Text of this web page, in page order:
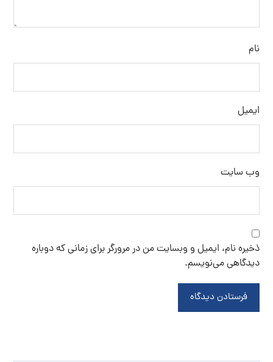
نام
ایمیل
وب‌ سایت
ذخیره نام، ایمیل و وبسایت من در مرورگر برای زمانی که دوباره
دیدگاهی می‌نویسم.
فرستادن دیدگاه